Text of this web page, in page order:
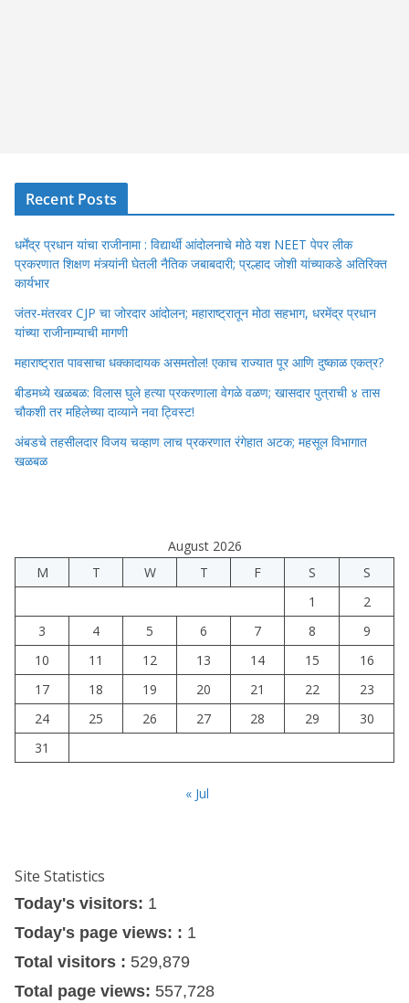
Recent Posts
धर्मेंद्र प्रधान यांचा राजीनामा : विद्यार्थी आंदोलनाचे मोठे यश NEET पेपर लीक
प्रकरणात शिक्षण मंत्र्यांनी घेतली नैतिक जबाबदारी; प्रल्हाद जोशी यांच्याकडे अतिरिक्त
कार्यभार
जंतर-मंतरवर CJP चा जोरदार आंदोलन; महाराष्ट्रातून मोठा सहभाग, धरमेंद्र प्रधान
यांच्या राजीनाम्याची मागणी
महाराष्ट्रात पावसाचा धक्कादायक असमतोल! एकाच राज्यात पूर आणि दुष्काळ एकत्र?
बीडमध्ये खळबळ: विलास घुले हत्या प्रकरणाला वेगळे वळण; खासदार पुत्राची ४ तास
चौकशी तर महिलेच्या दाव्याने नवा ट्विस्ट!
अंबडचे तहसीलदार विजय चव्हाण लाच प्रकरणात रंगेहात अटक; महसूल विभागात
खळबळ
August 2026
M
T W T F S
S
1
2
3
4 5 6 7 8
9
10
11 12 13 14 15
16
17
18 19 20 21 22
23
24
25 26 27 28 29
30
31
« Jul
Site Statistics
Today's visitors: 1
Today's page views: : 1
Total visitors : 529,879
Total page views: 557,728